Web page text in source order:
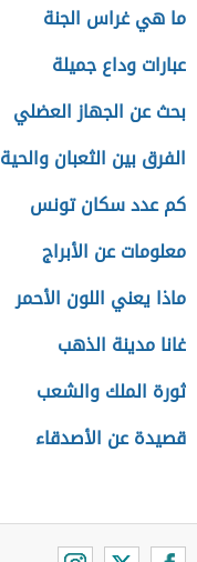
ما هي غراس الجنة
عبارات وداع جميلة
بحث عن الجهاز العضلي
الفرق بين الثعبان والحية
كم عدد سكان تونس
معلومات عن الأبراج
ماذا يعني اللون الأحمر
غانا مدينة الذهب
ثورة الملك والشعب
قصيدة عن الأصدقاء